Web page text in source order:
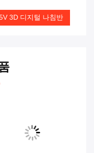
3D 디지털 나침반